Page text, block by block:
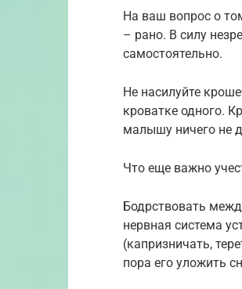
На ваш вопрос о
– рано. В силу
самостоятельно.
Не насилуйте
кроватке одного.
малышу ничего не
Что еще важно
Бодрствовать
нервная система
(капризничать,
пора его уложить